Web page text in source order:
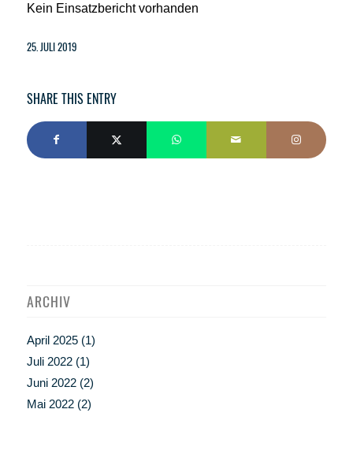
Kein Einsatzbericht vorhanden
25. JULI 2019
SHARE THIS ENTRY
ARCHIV
April 2025(1)
Juli 2022(1)
Juni 2022(2)
Mai 2022(2)